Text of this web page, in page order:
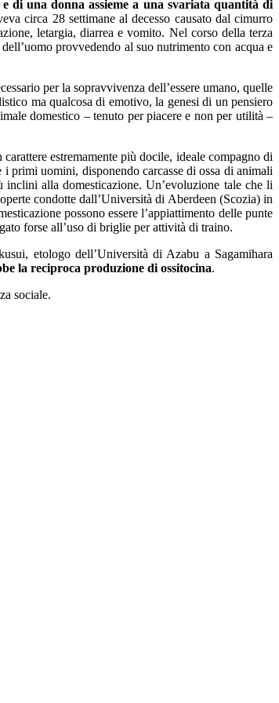
di una donna assieme a una svariata quantità di
circa 28 settimane al decesso causato dal cimurro
letargia, diarrea e vomito. Nel corso della terza
provvedendo al suo nutrimento con acqua e
per la sopravvivenza dell’essere umano, quelle
ma qualcosa di emotivo, la genesi di un pensiero
domestico – tenuto per piacere e non per utilità –
estremamente più docile, ideale compagno di
primi uomini, disponendo carcasse di ossa di animali
alla domesticazione. Un’evoluzione tale che li
condotte dall’Università di Aberdeen (Scozia) in
possono essere l’appiattimento delle punte
forse all’uso di briglie per attività di traino.
etologo dell’Università di Azabu a Sagamihara
la reciproca produzione di ossitocina.
sociale.